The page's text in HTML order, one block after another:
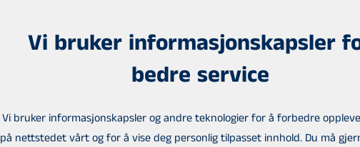
Vi bruker informasjonskapsler
bedre service
Vi bruker informasjonskapsler og andre teknologier for å forbedre
på nettstedet vårt og for å vise deg personlig tilpasset innhold. Du må